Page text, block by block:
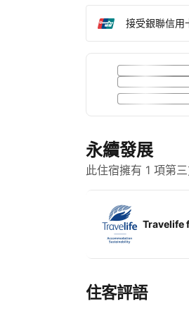
接受銀聯信用
永續發展
此住宿擁有 1 項第
Travelife
住客評語